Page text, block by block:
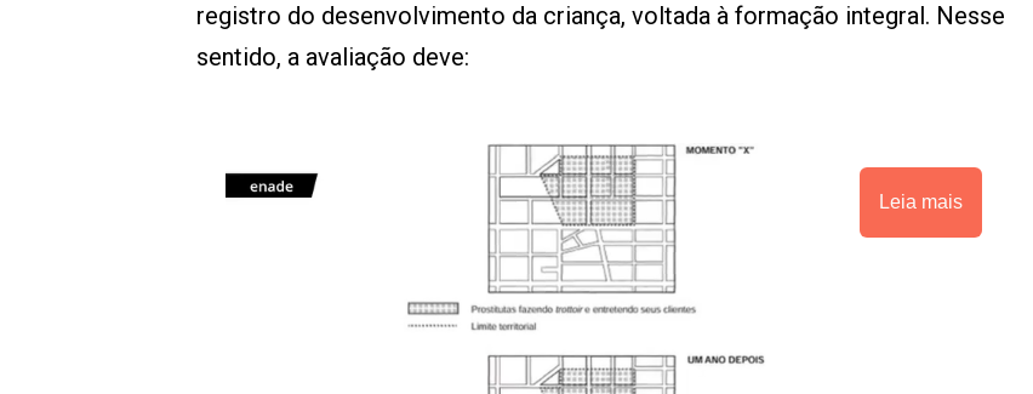
registro do desenvolvimento da criança, voltada à formação integral. Nesse
sentido, a avaliação deve:
Leia mais